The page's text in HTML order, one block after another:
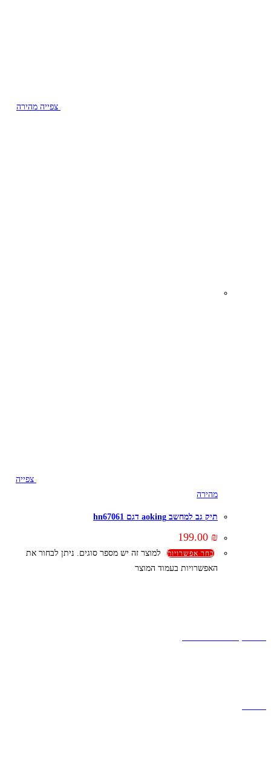
צפייה מהירה
צפייה
מהירה
תיק גב למחשב aoking דגם hn67061
199.00 ₪
בחר אפשרויות
למוצר זה יש מספר סוגים. ניתן לבחור את
האפשרויות בעמוד המוצר